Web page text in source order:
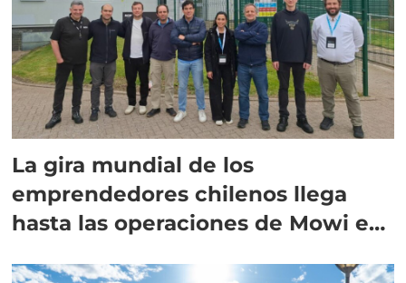
La gira mundial de los
emprendedores chilenos llega
hasta las operaciones de Mowi en